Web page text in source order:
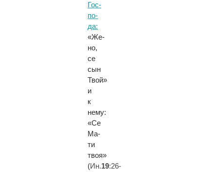
Гос­
по­
да:
«Же­
но,
се
сын
Твой»
и
к
нему:
«Се
Ма­
ти
твоя»
(Ин.19:26-